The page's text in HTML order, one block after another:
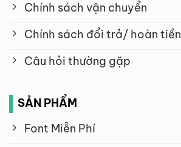
Chính sách vận chuyển
Chính sách đổi trả/ hoàn tiền
Câu hỏi thường gặp
SẢN PHẨM
Font Miễn Phí